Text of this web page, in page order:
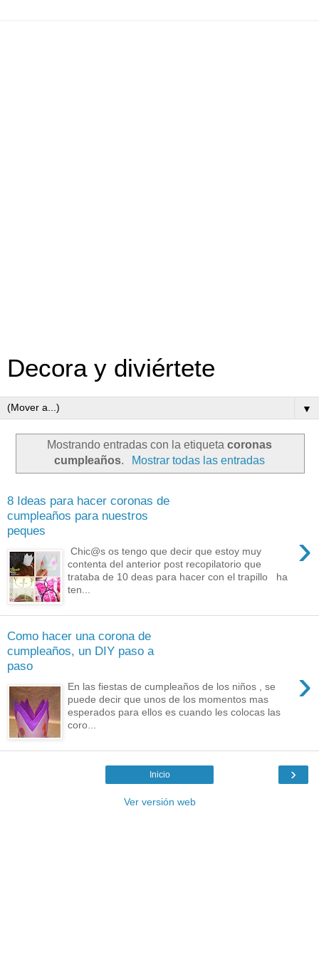
Decora y diviértete
▼
Mostrando entradas con la etiqueta coronas
cumpleaños. Mostrar todas las entradas
8 Ideas para hacer coronas de
cumpleaños para nuestros
peques
›
Chic@s os tengo que decir que estoy muy
contenta del anterior post recopilatorio que
trataba de 10 deas para hacer con el trapillo ha
ten...
Como hacer una corona de
cumpleaños, un DIY paso a
paso
›
En las fiestas de cumpleaños de los niños , se
puede decir que unos de los momentos mas
esperados para ellos es cuando les colocas las
coro...
›
Inicio
Ver versión web